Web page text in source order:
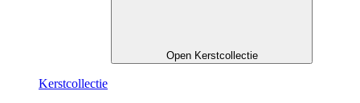
Open Kerstcollectie
Kerstcollectie